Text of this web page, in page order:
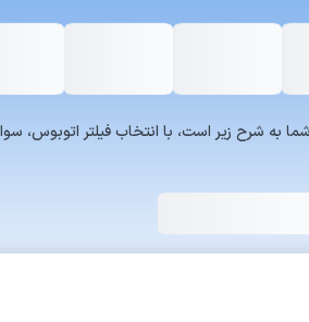
مسیر مورد نظر شما به شرح زیر است، با انتخاب